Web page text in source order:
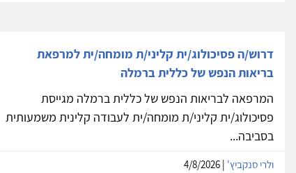
דרוש/ה פסיכולוג/ית קליני/ת מומחה/ית למרפאת
בריאות הנפש של כללית ברמלה
המרפאה לבריאות הנפש של כללית ברמלה מגייסת
פסיכולוג/ית קליני/ת מומחה/ית לעבודה קלינית משמעותית
בסביבה...
ולרי סנקביץ'